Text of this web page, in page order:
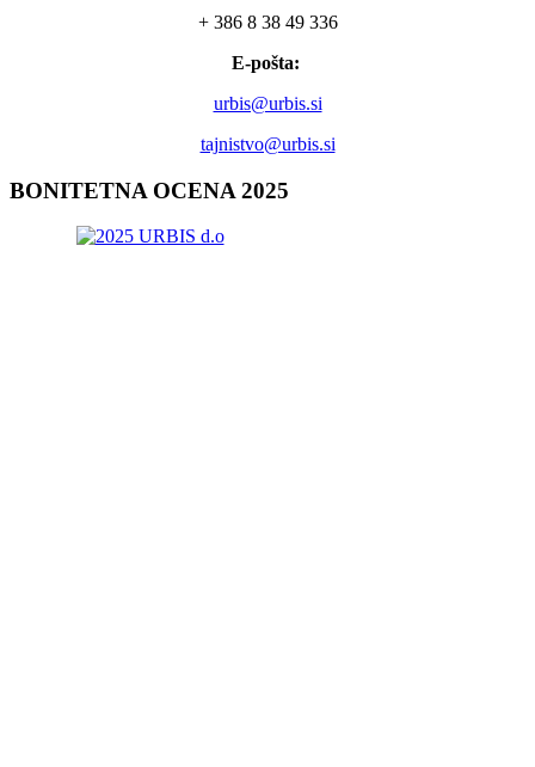
+ 386 8 38 49 336
E-pošta:
urbis@urbis.si
tajnistvo@urbis.si
BONITETNA OCENA 2025